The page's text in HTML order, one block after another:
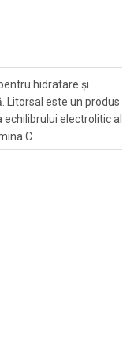
hidratare și
Litorsal este un produs
electrolitic al
C.